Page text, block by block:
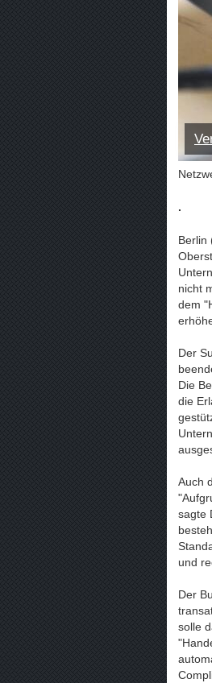
.
Berlin
nicht
dem
Der
Die
die
Auch
sagte
und
Der
solle